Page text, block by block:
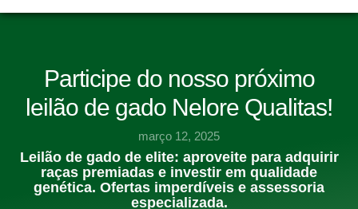
Participe do nosso próximo
leilão de gado Nelore Qualitas!
março 12, 2025
Leilão de gado de elite: aproveite para adquirir
raças premiadas e investir em qualidade
genética. Ofertas imperdíveis e assessoria
especializada.